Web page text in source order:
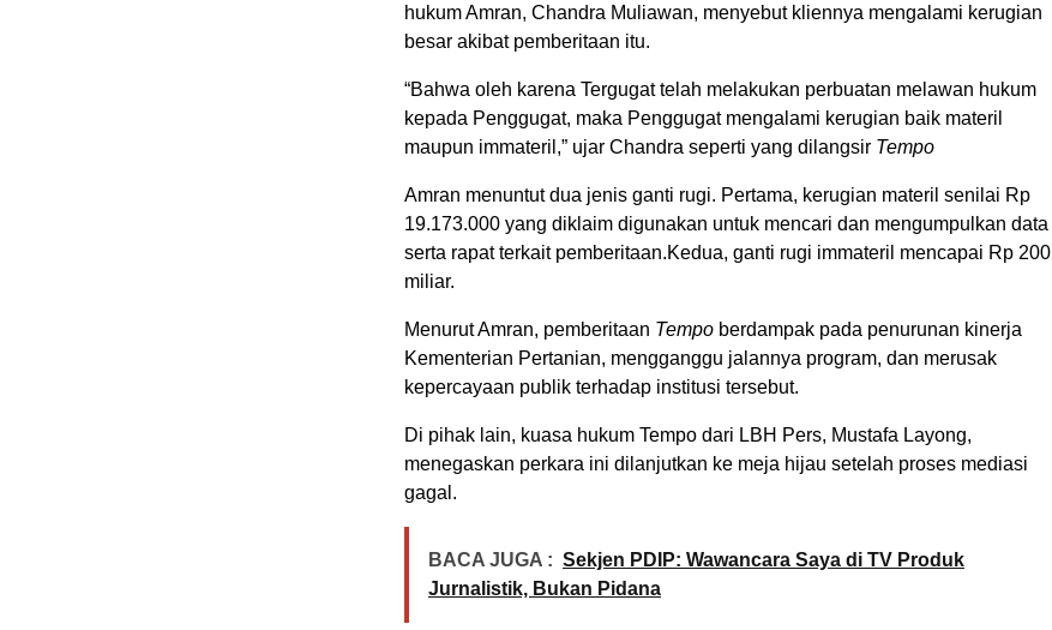
hukum Amran, Chandra Muliawan, menyebut kliennya mengalami kerugian
besar akibat pemberitaan itu.
“Bahwa oleh karena Tergugat telah melakukan perbuatan melawan hukum
kepada Penggugat, maka Penggugat mengalami kerugian baik materil
maupun immateril,” ujar Chandra seperti yang dilangsir Tempo
Amran menuntut dua jenis ganti rugi. Pertama, kerugian materil senilai Rp
19.173.000 yang diklaim digunakan untuk mencari dan mengumpulkan data
serta rapat terkait pemberitaan.Kedua, ganti rugi immateril mencapai Rp 200
miliar.
Menurut Amran, pemberitaan Tempo berdampak pada penurunan kinerja
Kementerian Pertanian, mengganggu jalannya program, dan merusak
kepercayaan publik terhadap institusi tersebut.
Di pihak lain, kuasa hukum Tempo dari LBH Pers, Mustafa Layong,
menegaskan perkara ini dilanjutkan ke meja hijau setelah proses mediasi
gagal.
BACA JUGA : Sekjen PDIP: Wawancara Saya di TV Produk
Jurnalistik, Bukan Pidana